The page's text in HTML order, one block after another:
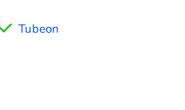
Tubeon